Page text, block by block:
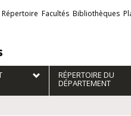
Liens
externes
Répertoire Facultés Bibliothèques
RÉPERTOIRE DU
DÉPARTEMENT